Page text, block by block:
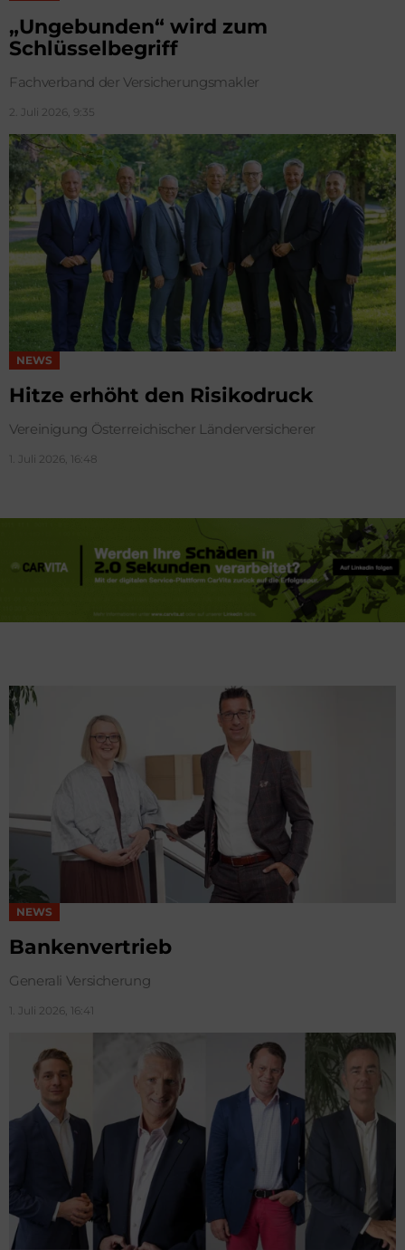
„Ungebunden“ wird zum
Schlüsselbegriff
Fachverband der Versicherungsmakler
2. Juli 2026, 9:35
NEWS
Hitze erhöht den Risikodruck
Vereinigung Österreichischer Länderversicherer
1. Juli 2026, 16:48
NEWS
Bankenvertrieb
Generali Versicherung
1. Juli 2026, 16:41